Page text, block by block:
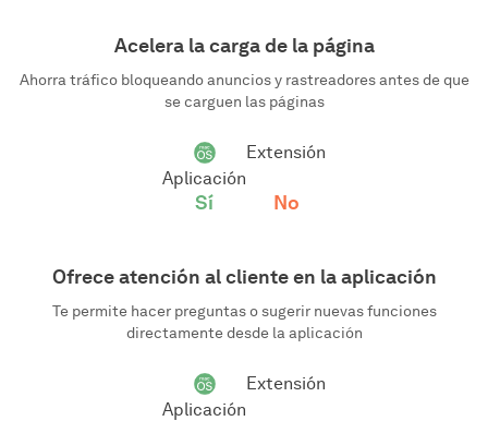
Acelera la carga de la página
Ahorra tráfico bloqueando anuncios y rastreadores antes de que
se carguen las páginas
Aplicación
Sí
Extensión
No
Ofrece atención al cliente en la aplicación
Te permite hacer preguntas o sugerir nuevas funciones
directamente desde la aplicación
Aplicación
Extensión